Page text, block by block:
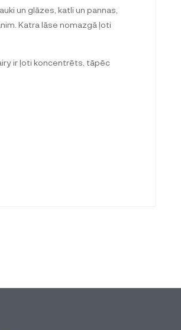
un glāzes, katli un pannas,
Katra lāse nomazgā ļoti
ir ļoti koncentrēts, tāpēc